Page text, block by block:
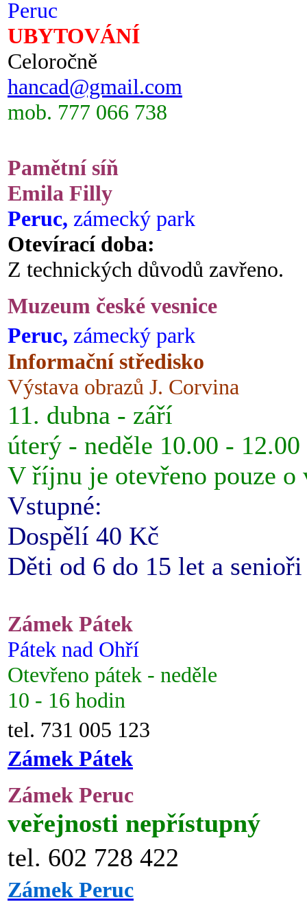
Peruc
UBYTOVÁNÍ
Celoročně
hancad@gmail.com
mob. 777 066 738
Pamětní síň
Emila Filly
Peruc, zámecký park
Otevírací doba:
Z technických důvodů zavřeno.
Muzeum české vesnice
Peruc, zámecký park
Informační středisko
Výstava obrazů J. Corvina
11. dubna - září
úterý - neděle 10.00 -
V říjnu je otevřeno pouze o
Vstupné:
Dospělí 40 Kč
Děti od 6 do 15 let a
Zámek Pátek
Pátek nad Ohří
Otevřeno pátek - neděle
10 - 16 hodin
tel. 731 005 123
Zámek Pátek
Zámek Peruc
veřejnosti nepřístupný
tel. 602 728 422
Zámek Peruc